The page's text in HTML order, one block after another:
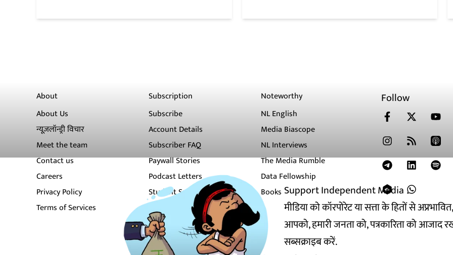
Support Independent Media
मीडिया को कॉरपोरेट या सत्ता के हितों से
आपको, हमारी जनता को, पत्रकारिता को
सब्सक्राइब करें.
About
About Us
न्यूज़लॉन्ड्री विचार
Meet the team
Contact us
Careers
Privacy Policy
Terms of Services
Subscription
Subscribe
Account Details
Subscriber FAQ
Paywall Stories
Podcast Letters
Student Subscription
Newsletters
Noteworthy
NL English
Media Biascope
NL Interviews
The Media Rumble
Data Fellowship
Books
Follow